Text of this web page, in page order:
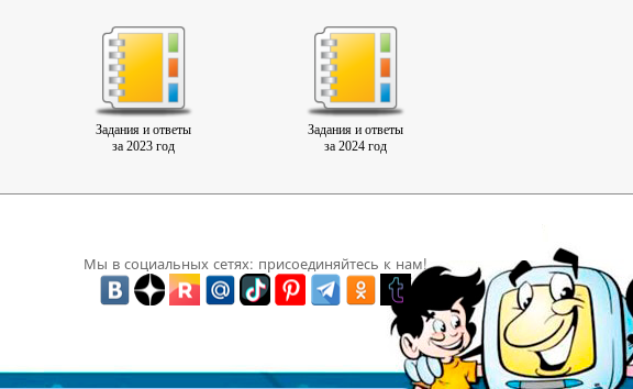
Задания и ответы
за 2023 год
Задания и ответы
за 2024 год
Мы в социальных сетях: присоединяйтесь к нам!